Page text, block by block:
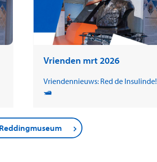
Vrienden mrt 2026
Vriendennieuws: Red de Insulinde!
🛥️